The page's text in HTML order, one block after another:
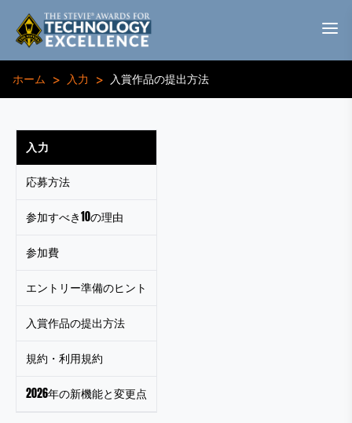
ホーム > 入力 > 入賞作品の提出方法
入力
応募方法
参加すべき10の理由
参加費
エントリー準備のヒント
入賞作品の提出方法
規約・利用規約
2026年の新機能と変更点